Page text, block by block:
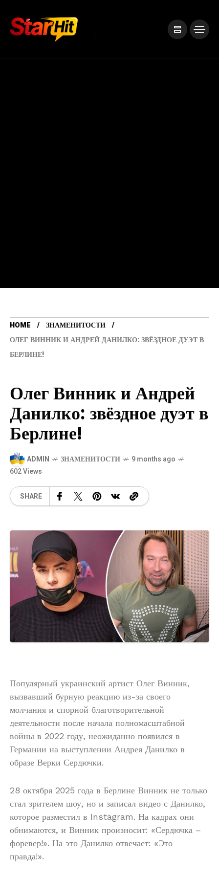
HOME
ЗНАМЕНИТОСТИ
ОЛЕГ ВИННИК И АНДРЕЙ ДАНИЛКО: ЗВЁЗДНОЕ ДУЭТ В
БЕРЛИНЕ!
Олег Винник и Андрей
Данилко: звёздное дуэт в
Берлине!
ADMIN ЗНАМЕНИТОСТИ
9 months ago
602 Views
SHARE
Популярный украинский артист Олег Винник,
вызвавший бурную реакцию из-за своего
молчания и спорной благотворительной
деятельности после начала полномасштабной
войны в 2022 году, неожиданно появился в
Германии на выступлении Андрея Данилко в
образе Верки Сердючки.
28 октября 2025 года в Берлине Винник не только
стал зрителем шоу, но и записал видео с Данилко,
которое разместил в Instagram. На кадрах они
обнимаются, и Винник произносит: «Сердючка –
форевер!». На это Данилко отвечает: «Это
правда!».